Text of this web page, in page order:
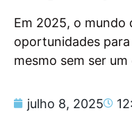
Em 2025, o mundo
oportunidades
mesmo sem ser
julho 8, 2025